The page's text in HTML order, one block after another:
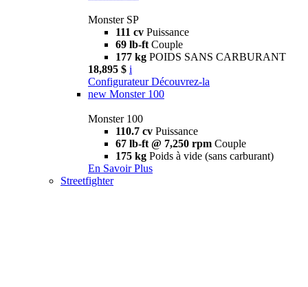
Monster SP
111 cv Puissance
69 lb-ft Couple
177 kg POIDS SANS CARBURANT
18,895 $ i
Configurateur Découvrez-la
new Monster 100
Monster 100
110.7 cv Puissance
67 lb-ft @ 7,250 rpm Couple
175 kg Poids à vide (sans carburant)
En Savoir Plus
Streetfighter